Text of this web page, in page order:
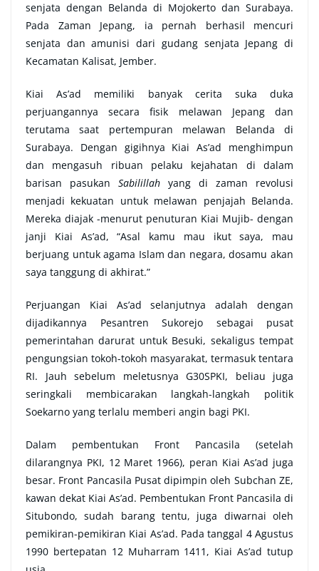
senjata dengan Belanda di Mojokerto dan Surabaya.
Pada Zaman Jepang, ia pernah berhasil mencuri
senjata dan amunisi dari gudang senjata Jepang di
Kecamatan Kalisat, Jember.
Kiai As’ad memiliki banyak cerita suka duka
perjuangannya secara fisik melawan Jepang dan
terutama saat pertempuran melawan Belanda di
Surabaya. Dengan gigihnya Kiai As’ad menghimpun
dan mengasuh ribuan pelaku kejahatan di dalam
barisan pasukan Sabilillah yang di zaman revolusi
menjadi kekuatan untuk melawan penjajah Belanda.
Mereka diajak -menurut penuturan Kiai Mujib- dengan
janji Kiai As’ad, “Asal kamu mau ikut saya, mau
berjuang untuk agama Islam dan negara, dosamu akan
saya tanggung di akhirat.”
Perjuangan Kiai As’ad selanjutnya adalah dengan
dijadikannya Pesantren Sukorejo sebagai pusat
pemerintahan darurat untuk Besuki, sekaligus tempat
pengungsian tokoh-tokoh masyarakat, termasuk tentara
RI. Jauh sebelum meletusnya G30SPKI, beliau juga
seringkali membicarakan langkah-langkah politik
Soekarno yang terlalu memberi angin bagi PKI.
Dalam pembentukan Front Pancasila (setelah
dilarangnya PKI, 12 Maret 1966), peran Kiai As’ad juga
besar. Front Pancasila Pusat dipimpin oleh Subchan ZE,
kawan dekat Kiai As’ad. Pembentukan Front Pancasila di
Situbondo, sudah barang tentu, juga diwarnai oleh
pemikiran-pemikiran Kiai As’ad. Pada tanggal 4 Agustus
1990 bertepatan 12 Muharram 1411, Kiai As’ad tutup